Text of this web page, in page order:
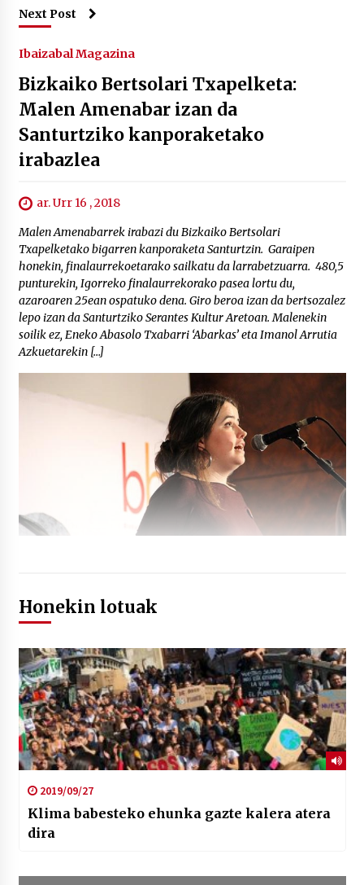
Next Post
Ibaizabal Magazina
Bizkaiko Bertsolari Txapelketa:
Malen Amenabar izan da
Santurtziko kanporaketako
irabazlea
ar. Urr 16 , 2018
Malen Amenabarrek irabazi du Bizkaiko Bertsolari
Txapelketako bigarren kanporaketa Santurtzin. Garaipen
honekin, finalaurrekoetarako sailkatu da larrabetzuarra. 480,5
punturekin, Igorreko finalaurrekorako pasea lortu du,
azaroaren 25ean ospatuko dena. Giro beroa izan da bertsozalez
lepo izan da Santurtziko Serantes Kultur Aretoan. Malenekin
soilik ez, Eneko Abasolo Txabarri ‘Abarkas’ eta Imanol Arrutia
Azkuetarekin […]
Honekin lotuak
2019/09/27
Klima babesteko ehunka gazte kalera atera
dira